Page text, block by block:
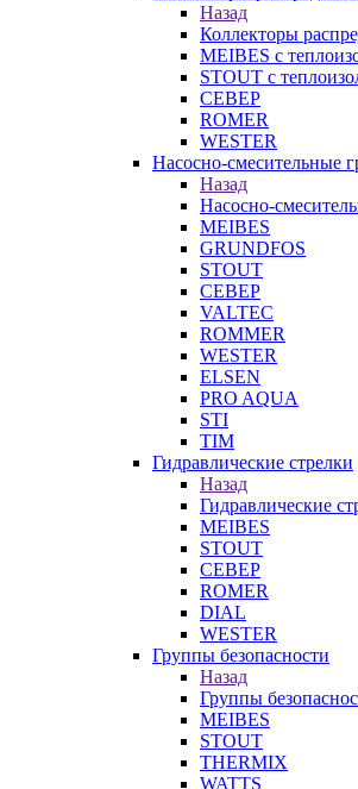
Назад
Коллекторы
MEIBES с
STOUT с
СЕВЕР
ROMER
WESTER
Насосно-смесительные
Назад
Насосно-
MEIBES
GRUNDFOS
STOUT
СЕВЕР
VALTEC
ROMMER
WESTER
ELSEN
PRO AQUA
STI
TIM
Гидравлические стрелки
Назад
Гидравлические
MEIBES
STOUT
СЕВЕР
ROMER
DIAL
WESTER
Группы безопасности
Назад
Группы
MEIBES
STOUT
THERMIX
WATTS